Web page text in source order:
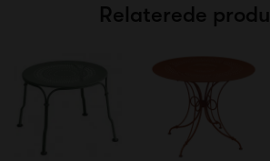
Relaterede